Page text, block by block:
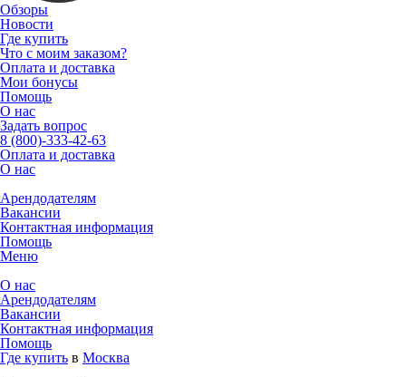
Обзоры
Новости
Где купить
Что с моим заказом?
Оплата и доставка
Мои бонусы
Помощь
О нас
Задать вопрос
8 (800)-333-42-63
Оплата и доставка
О нас
Арендодателям
Вакансии
Контактная информация
Помощь
Меню
О нас
Арендодателям
Вакансии
Контактная информация
Помощь
Где купить в Москва